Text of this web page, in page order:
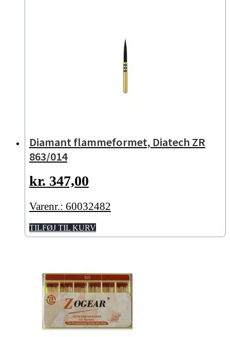
Diamant flammeformet, Diatech ZR
863/014
kr. 347,00
Varenr.: 60032482
TILFØJ TIL KURV